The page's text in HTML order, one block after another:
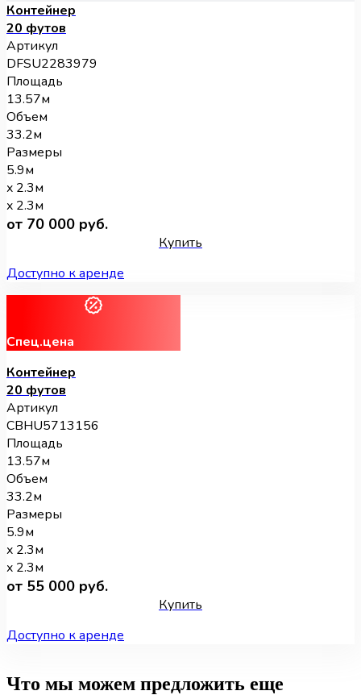
Контейнер
20 футов
Артикул
DFSU2283979
Площадь
13.57м
Объем
33.2м
Размеры
5.9м
x 2.3м
x 2.3м
от 70 000 руб.
Купить
Доступно к аренде
Спец.цена
Контейнер
20 футов
Артикул
CBHU5713156
Площадь
13.57м
Объем
33.2м
Размеры
5.9м
x 2.3м
x 2.3м
от 55 000 руб.
Купить
Доступно к аренде
Что мы можем предложить еще